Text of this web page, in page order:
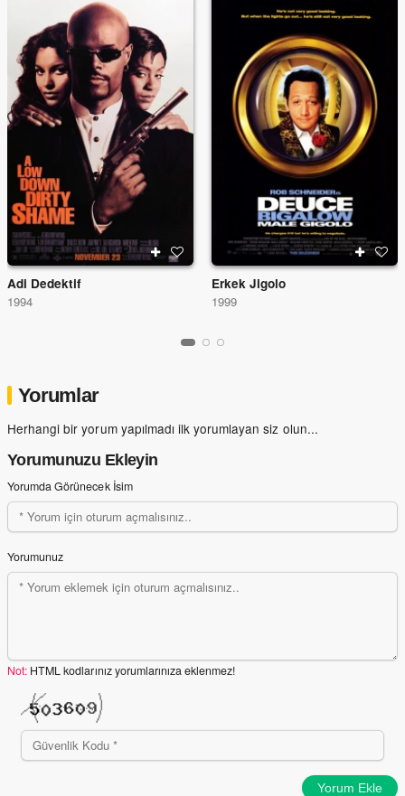
Adi Dedektif
1994
Erkek Jigolo
1999
Yorumlar
Herhangi bir yorum yapılmadı ilk yorumlayan siz olun...
Yorumunuzu Ekleyin
Yorumda Görünecek İsim
Yorumunuz
Not: HTML kodlarınız yorumlarınıza eklenmez!
Yorum Ekle